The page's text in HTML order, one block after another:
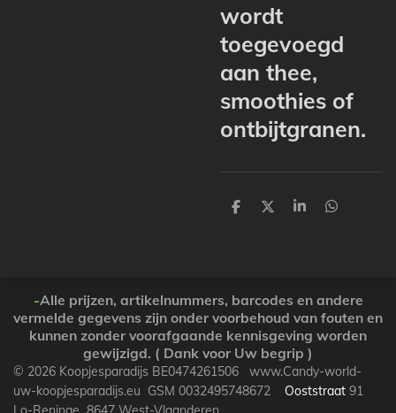
wordt
toegevoegd
aan thee,
smoothies of
ontbijtgranen.
P
e
P
e
P
e
P
e
-Alle prijzen, artikelnummers, barcodes en andere
vermelde gegevens zijn onder voorbehoud van fouten en
kunnen zonder voorafgaande kennisgeving worden
gewijzigd. ( Dank voor Uw begrip )
© 2026 Koopjesparadijs BE0474261506 www.Candy-world-
uw-koopjesparadijs.eu GSM 0032495748672 Ooststraat 91